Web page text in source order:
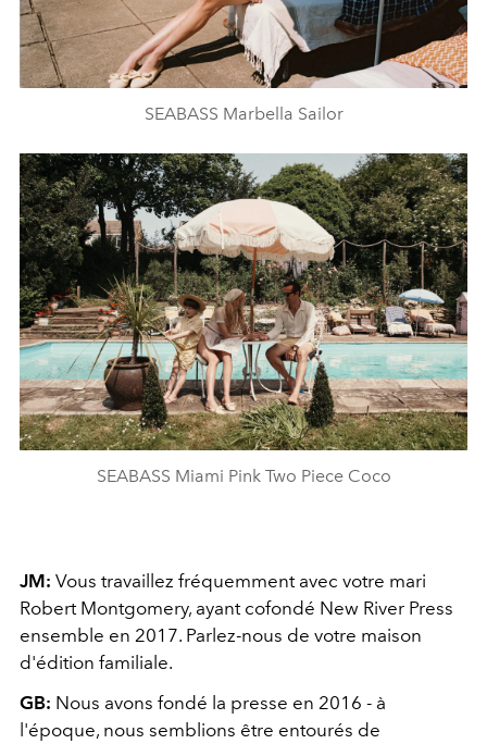
SEABASS Marbella Sailor
SEABASS Miami Pink Two Piece Coco
JM: Vous travaillez fréquemment avec votre mari
Robert Montgomery, ayant cofondé New River Press
ensemble en 2017. Parlez-nous de votre maison
d'édition familiale.
GB: Nous avons fondé la presse en 2016 - à
l'époque, nous semblions être entourés de